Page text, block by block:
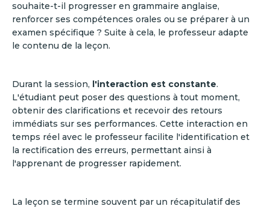
souhaite-t-il progresser en grammaire anglaise,
renforcer ses compétences orales ou se préparer à un
examen spécifique ? Suite à cela, le professeur adapte
le contenu de la leçon.
Durant la session, l'interaction est constante.
L'étudiant peut poser des questions à tout moment,
obtenir des clarifications et recevoir des retours
immédiats sur ses performances. Cette interaction en
temps réel avec le professeur facilite l'identification et
la rectification des erreurs, permettant ainsi à
l'apprenant de progresser rapidement.
La leçon se termine souvent par un récapitulatif des